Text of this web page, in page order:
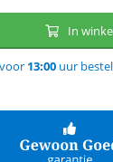
In
13:00uur